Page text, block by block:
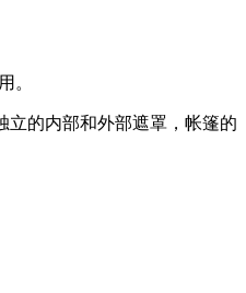
。
立的内部和外部遮罩，帐篷的